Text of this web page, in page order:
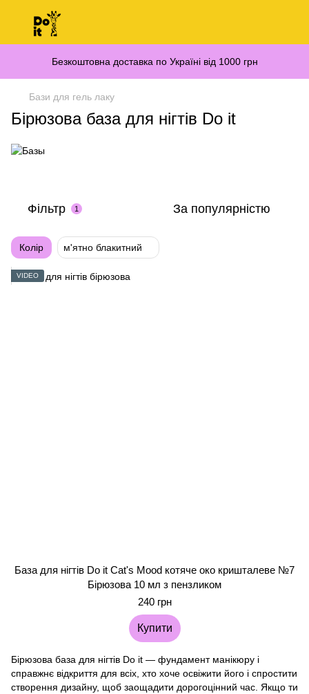
Безкоштовна доставка по Україні від 1000 грн
Бази для гель лаку
Бірюзова база для нігтів Do it
Фільтр 1 За популярністю
Колір м'ятно блакитний
VIDEO
База для нігтів Do it Cat's Mood котяче око кришталеве №7
Бірюзова 10 мл з пензликом
240 грн
Купити
Бірюзова база для нігтів Do it — фундамент манікюру і
справжнє відкриття для всіх, хто хоче освіжити його і спростити
створення дизайну, щоб заощадити дорогоцінний час. Якщо ти